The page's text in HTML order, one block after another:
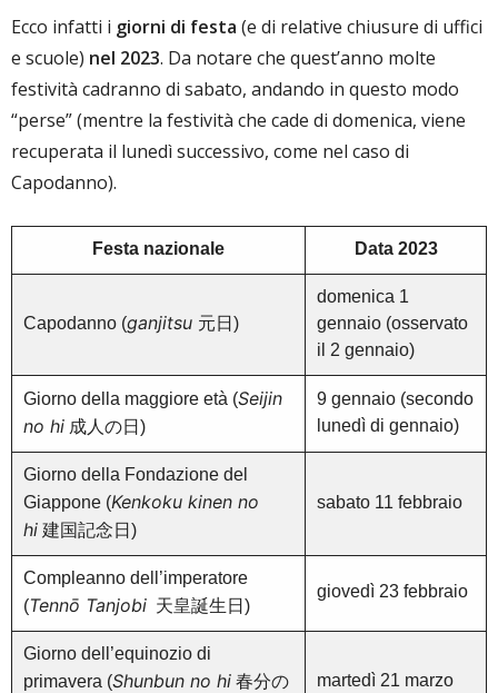
Ecco infatti i giorni di festa (e di relative chiusure di uffici
e scuole) nel 2023. Da notare che quest’anno molte
festività cadranno di sabato, andando in questo modo
“perse” (mentre la festività che cade di domenica, viene
recuperata il lunedì successivo, come nel caso di
Capodanno).
Festa nazionale Data 2023
Capodanno (ganjitsu 元日)
domenica 1
gennaio (osservato
il 2 gennaio)
Giorno della maggiore età (Seijin
no hi 成人の日)
9 gennaio (secondo
lunedì di gennaio)
Giorno della Fondazione del
Giappone (Kenkoku kinen no
hi 建国記念日)
sabato 11 febbraio
Compleanno dell’imperatore
(Tennō Tanjobi 天皇誕生日)
giovedì 23 febbraio
Giorno dell’equinozio di
primavera (Shunbun no hi 春分の
martedì 21 marzo